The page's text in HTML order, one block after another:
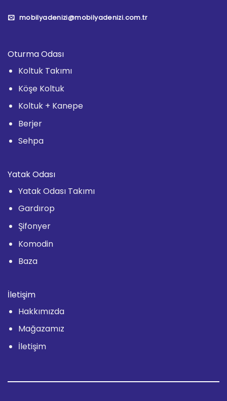
mobilyadenizi@mobilyadenizi.com.tr
Oturma Odası
Koltuk Takımı
Köşe Koltuk
Koltuk + Kanepe
Berjer
Sehpa
Yatak Odası
Yatak Odası Takımı
Gardırop
Şifonyer
Komodin
Baza
İletişim
Hakkımızda
Mağazamız
İletişim